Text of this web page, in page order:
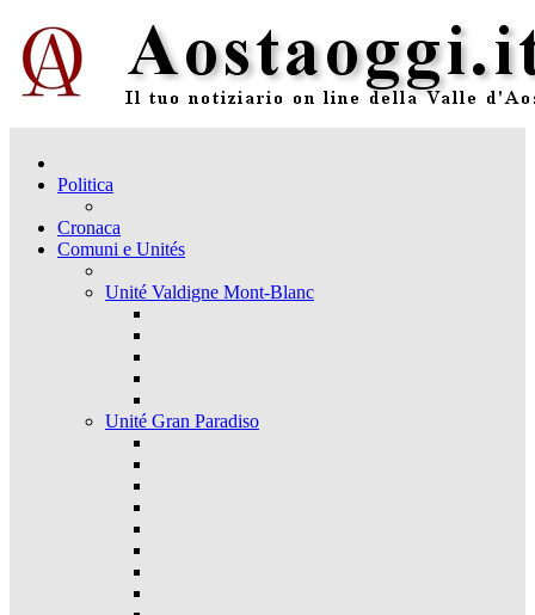
Politica
Cronaca
Comuni e Unités
Unité Valdigne Mont-Blanc
Unité Gran Paradiso